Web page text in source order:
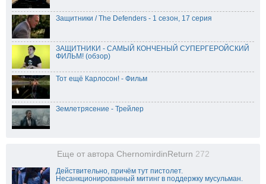
Защитники / The Defenders - 1 сезон, 17 серия
ЗАЩИТНИКИ - САМЫЙ КОНЧЕНЫЙ СУПЕРГЕРОЙСКИЙ
ФИЛЬМ! (обзор)
Тот ещё Карлосон! - Фильм
Землетрясение - Трейлер
Еще от автора ChernomirdinReturn 272
Действительно, причём тут пистолет.
Несанкционированный митинг в поддержку мусульман.